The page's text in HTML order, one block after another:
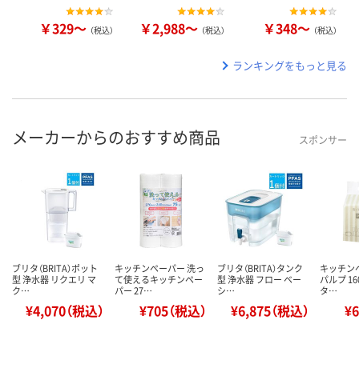
￥329～ （税込） ￥2,988～ （税込） ￥348～ （税込）
ランキングをもっと見る
メーカーからのおすすめ商品 スポンサー
ブリタ（BRITA）ポット
型 浄水器 リクエリ マ
ク…
¥4,070（税込）
キッチンペーパー 洗っ
て使えるキッチンペー
パー 27…
¥705（税込）
ブリタ（BRITA）タンク
型 浄水器 フロー ベー
シ…
¥6,875（税込）
キッチン
パルプ
タ…